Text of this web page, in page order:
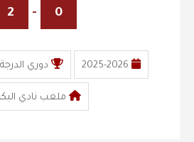
0
-
2
2025-2026 دوري
ملعب نادي